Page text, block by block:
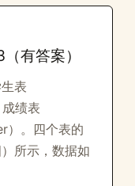
有答案）
表
绩表
）。四个表的
所示，数据如